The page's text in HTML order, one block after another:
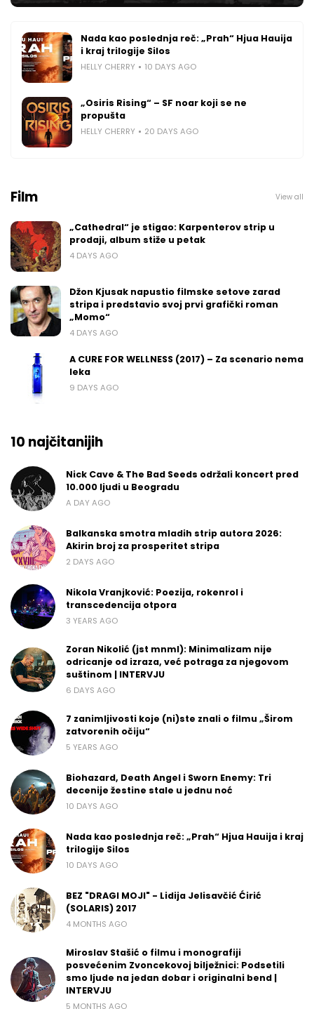
Nada kao poslednja reč: „Prah“ Hjua Hauija
i kraj trilogije Silos
HELLY CHERRY 10 DAYS AGO
„Osiris Rising“ – SF noar koji se ne
propušta
HELLY CHERRY 20 DAYS AGO
Film View all
„Cathedral“ je stigao: Karpenterov strip u
prodaji, album stiže u petak
4 DAYS AGO
Džon Kjusak napustio filmske setove zarad
stripa i predstavio svoj prvi grafički roman
„Momo“
4 DAYS AGO
A CURE FOR WELLNESS (2017) – Za scenario nema
leka
9 DAYS AGO
10 najčitanijih
Nick Cave & The Bad Seeds održali koncert pred
10.000 ljudi u Beogradu
A DAY AGO
Balkanska smotra mladih strip autora 2026:
Akirin broj za prosperitet stripa
2 DAYS AGO
Nikola Vranjković: Poezija, rokenrol i
transcedencija otpora
3 YEARS AGO
Zoran Nikolić (jst mnml): Minimalizam nije
odricanje od izraza, već potraga za njegovom
suštinom | INTERVJU
6 DAYS AGO
7 zanimljivosti koje (ni)ste znali o filmu „Širom
zatvorenih očiju“
5 YEARS AGO
Biohazard, Death Angel i Sworn Enemy: Tri
decenije žestine stale u jednu noć
10 DAYS AGO
Nada kao poslednja reč: „Prah“ Hjua Hauija i kraj
trilogije Silos
10 DAYS AGO
BEZ "DRAGI MOJI" - Lidija Jelisavčić Ćirić
(SOLARIS) 2017
4 MONTHS AGO
Miroslav Stašić o filmu i monografiji
posvećenim Zvoncekovoj bilježnici: Podsetili
smo ljude na jedan dobar i originalni bend |
INTERVJU
5 MONTHS AGO